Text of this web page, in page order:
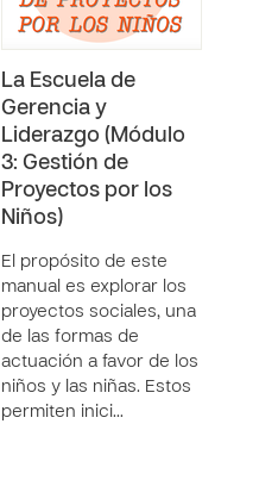
La Escuela de
Gerencia y
Liderazgo (Módulo
3: Gestión de
Proyectos por los
Niños)
El propósito de este
manual es explorar los
proyectos sociales, una
de las formas de
actuación a favor de los
niños y las niñas. Estos
permiten inici…